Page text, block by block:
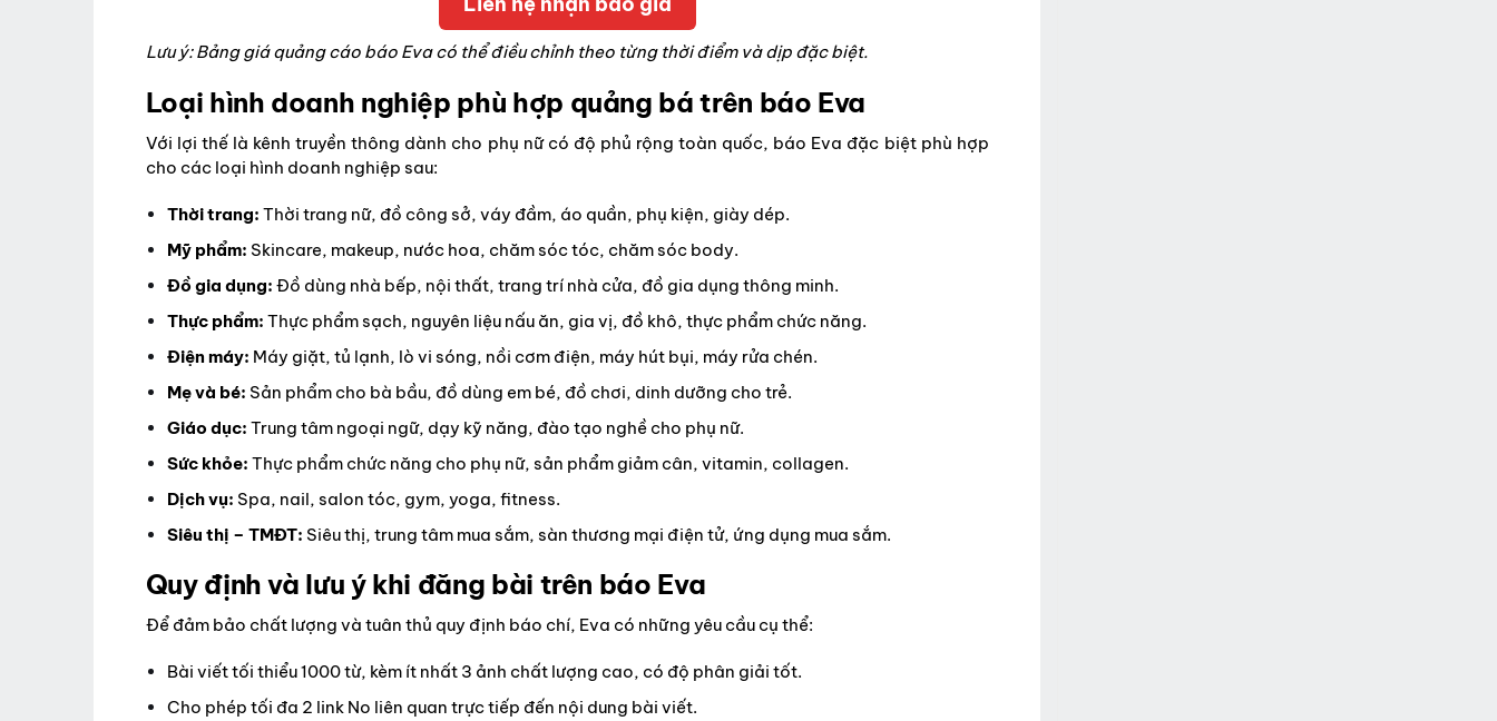
Lưu ý: Bảng giá quảng cáo báo Eva có thể điều chỉnh theo từng thời điểm và dịp đặc biệt.
Loại hình doanh nghiệp phù hợp quảng bá trên báo Eva
Với lợi thế là kênh truyền thông dành cho phụ nữ có độ phủ rộng toàn quốc, báo Eva đặc biệt phù hợp
cho các loại hình doanh nghiệp sau:
Thời trang: Thời trang nữ, đồ công sở, váy đầm, áo quần, phụ kiện, giày dép.
Mỹ phẩm: Skincare, makeup, nước hoa, chăm sóc tóc, chăm sóc body.
Đồ gia dụng: Đồ dùng nhà bếp, nội thất, trang trí nhà cửa, đồ gia dụng thông minh.
Thực phẩm: Thực phẩm sạch, nguyên liệu nấu ăn, gia vị, đồ khô, thực phẩm chức năng.
Điện máy: Máy giặt, tủ lạnh, lò vi sóng, nồi cơm điện, máy hút bụi, máy rửa chén.
Mẹ và bé: Sản phẩm cho bà bầu, đồ dùng em bé, đồ chơi, dinh dưỡng cho trẻ.
Giáo dục: Trung tâm ngoại ngữ, dạy kỹ năng, đào tạo nghề cho phụ nữ.
Sức khỏe: Thực phẩm chức năng cho phụ nữ, sản phẩm giảm cân, vitamin, collagen.
Dịch vụ: Spa, nail, salon tóc, gym, yoga, fitness.
Siêu thị – TMĐT: Siêu thị, trung tâm mua sắm, sàn thương mại điện tử, ứng dụng mua sắm.
Quy định và lưu ý khi đăng bài trên báo Eva
Để đảm bảo chất lượng và tuân thủ quy định báo chí, Eva có những yêu cầu cụ thể:
Bài viết tối thiểu 1000 từ, kèm ít nhất 3 ảnh chất lượng cao, có độ phân giải tốt.
Cho phép tối đa 2 link No liên quan trực tiếp đến nội dung bài viết.